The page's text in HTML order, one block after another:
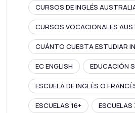
CURSOS DE INGLÉS
CURSOS VOCACIONALES
CUÁNTO CUESTA ESTUDIAR
EC ENGLISH EDUCACIÓN
ESCUELA DE INGLÉS O
ESCUELAS 16+ ESCUELAS